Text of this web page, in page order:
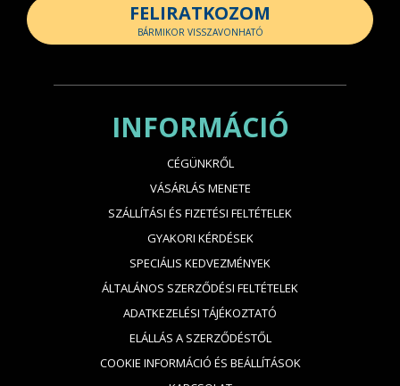
FELIRATKOZOM
BÁRMIKOR VISSZAVONHATÓ
INFORMÁCIÓ
CÉGÜNKRŐL
VÁSÁRLÁS MENETE
SZÁLLÍTÁSI ÉS FIZETÉSI FELTÉTELEK
GYAKORI KÉRDÉSEK
SPECIÁLIS KEDVEZMÉNYEK
ÁLTALÁNOS SZERZŐDÉSI FELTÉTELEK
ADATKEZELÉSI TÁJÉKOZTATÓ
ELÁLLÁS A SZERZŐDÉSTŐL
COOKIE INFORMÁCIÓ ÉS BEÁLLÍTÁSOK